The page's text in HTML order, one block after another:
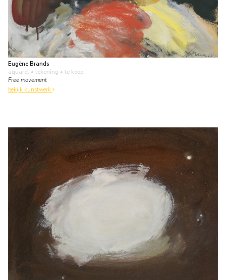
Eugène Brands
aquarel • tekening • te koop
Free movement
bekijk kunstwerk